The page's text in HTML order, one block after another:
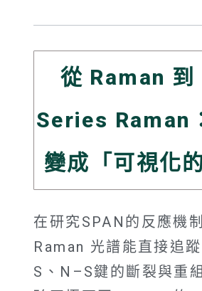
從 Raman
Series Raman
變成「可視化
在研究SPAN的反應機
Raman 光譜能直接追
S、N–S鍵的斷裂與重